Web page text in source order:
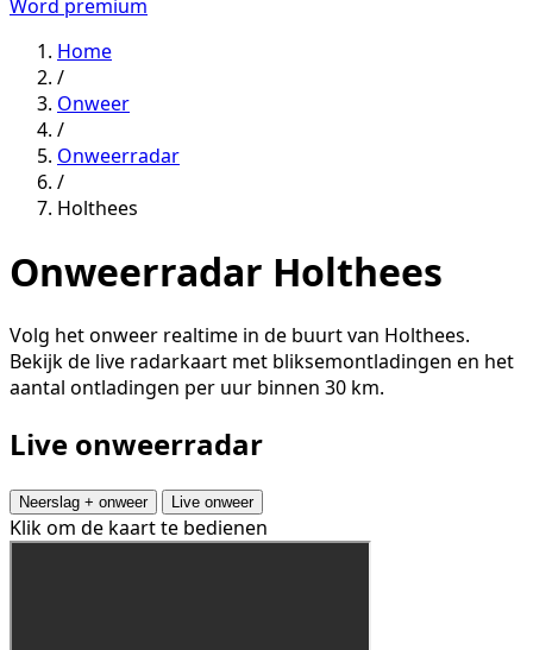
Word premium
Home
/
Onweer
/
Onweerradar
/
Holthees
Onweerradar Holthees
Volg het onweer realtime in de buurt van Holthees.
Bekijk de live radarkaart met bliksemontladingen en het
aantal ontladingen per uur binnen 30 km.
Live onweerradar
Neerslag + onweer Live onweer
Klik om de kaart te bedienen